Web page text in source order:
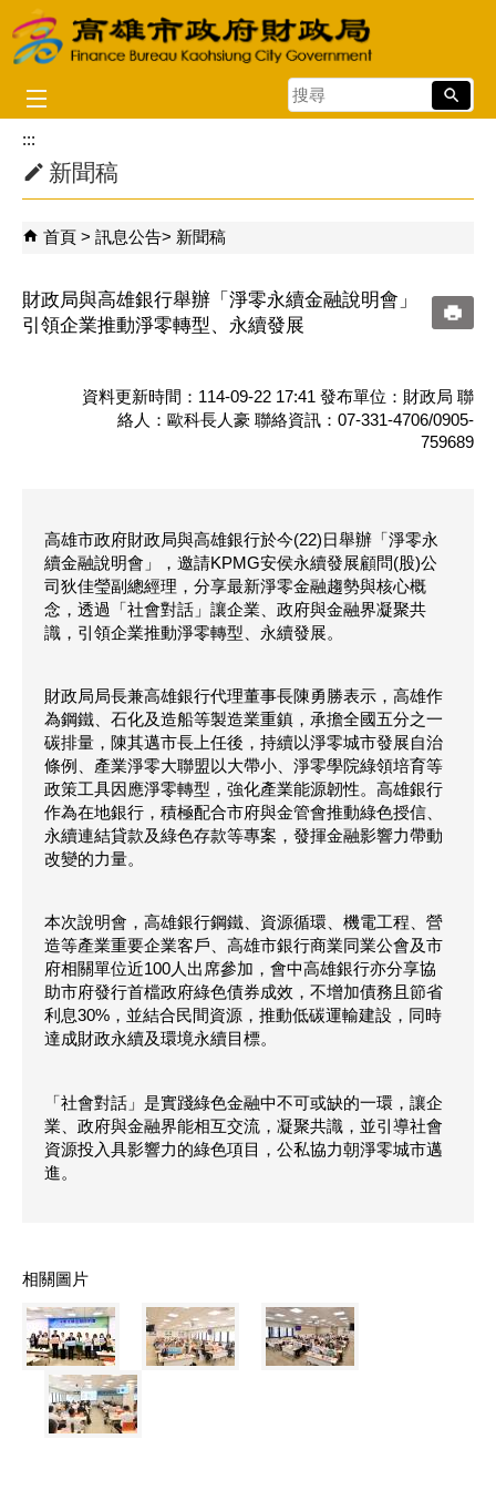
跳到主要內容區塊
搜
尋
:::
新聞稿
首頁 訊息公告 新聞稿
財政局與高雄銀行舉辦「淨零永續金融說明會」
引領企業推動淨零轉型、永續發展
資料更新時間：114-09-22 17:41 發布單位：財政局 聯
絡人：歐科長人豪 聯絡資訊：07-331-4706/0905-
759689
高雄市政府財政局與高雄銀行於今(22)日舉辦「淨零永
續金融說明會」，邀請KPMG安侯永續發展顧問(股)公
司狄佳瑩副總經理，分享最新淨零金融趨勢與核心概
念，透過「社會對話」讓企業、政府與金融界凝聚共
識，引領企業推動淨零轉型、永續發展。
財政局局長兼高雄銀行代理董事長陳勇勝表示，高雄作
為鋼鐵、石化及造船等製造業重鎮，承擔全國五分之一
碳排量，陳其邁市長上任後，持續以淨零城市發展自治
條例、產業淨零大聯盟以大帶小、淨零學院綠領培育等
政策工具因應淨零轉型，強化產業能源韌性。高雄銀行
作為在地銀行，積極配合市府與金管會推動綠色授信、
永續連結貸款及綠色存款等專案，發揮金融影響力帶動
改變的力量。
本次說明會，高雄銀行鋼鐵、資源循環、機電工程、營
造等產業重要企業客戶、高雄市銀行商業同業公會及市
府相關單位近100人出席參加，會中高雄銀行亦分享協
助市府發行首檔政府綠色債券成效，不增加債務且節省
利息30%，並結合民間資源，推動低碳運輸建設，同時
達成財政永續及環境永續目標。
「社會對話」是實踐綠色金融中不可或缺的一環，讓企
業、政府與金融界能相互交流，凝聚共識，並引導社會
資源投入具影響力的綠色項目，公私協力朝淨零城市邁
進。
相關圖片